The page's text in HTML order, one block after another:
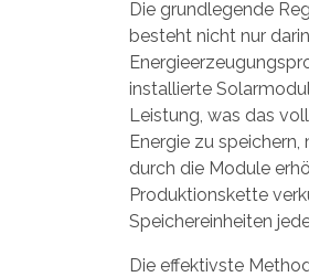
Die grundlegende
besteht nicht nur
installierte
Leistung, was das
Energie zu
durch die Module
Produktionskette
Speichereinheiten
Die effektivste